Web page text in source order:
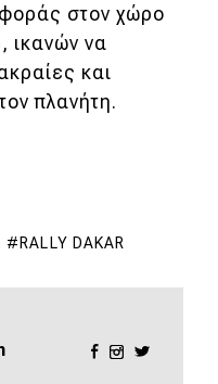
στον χώρο
ικανών να
και
πλανήτη.
RALLY DAKAR